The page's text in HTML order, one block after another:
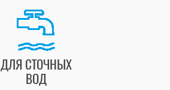
ДЛЯ СТОЧНЫХ
ВОД